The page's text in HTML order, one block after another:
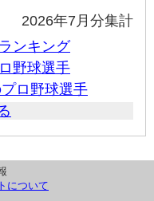
2026年7月分集計
ンキング
野球選手
ロ野球選手
について